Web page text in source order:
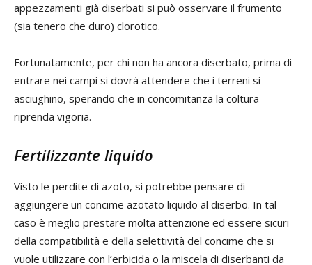
appezzamenti già diserbati si può osservare il frumento
(sia tenero che duro) clorotico.
Fortunatamente, per chi non ha ancora diserbato, prima di
entrare nei campi si dovrà attendere che i terreni si
asciughino, sperando che in concomitanza la coltura
riprenda vigoria.
Fertilizzante liquido
Visto le perdite di azoto, si potrebbe pensare di
aggiungere un concime azotato liquido al diserbo. In tal
caso è meglio prestare molta attenzione ed essere sicuri
della compatibilità e della selettività del concime che si
vuole utilizzare con l’erbicida o la miscela di diserbanti da